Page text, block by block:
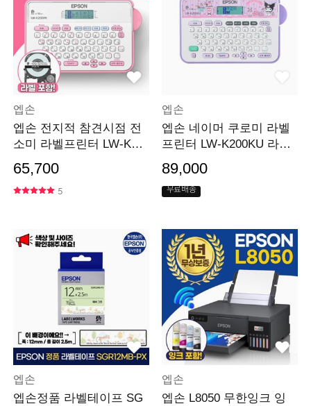
엡손
엡손 전지적 참견시점 전
소미 라벨프린터 LW-K20
65,700
5
엡손
엡손 네이머 쿠로미 라벨
프린터 LW-K200KU 라벨
89,000
무료배송
엡손
엡손정품 라벨테이프 SG
엡손
엡손 L8050 무한잉크 잉